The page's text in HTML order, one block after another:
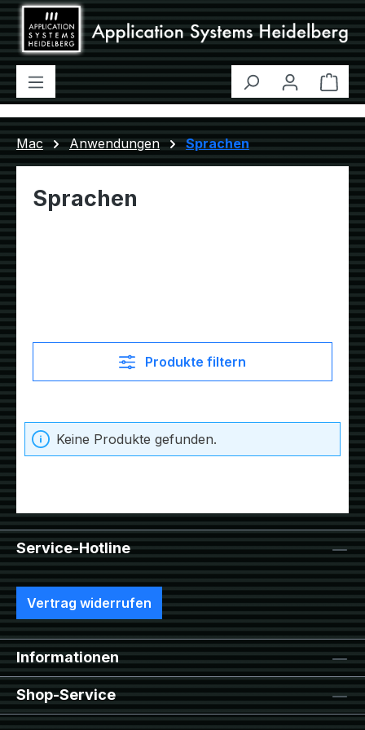
Zum Hauptinhalt springen
Mac Anwendungen Sprachen
Sprachen
Produkte filtern
Keine Produkte gefunden.
Service-Hotline
Vertrag widerrufen
Informationen
Shop-Service